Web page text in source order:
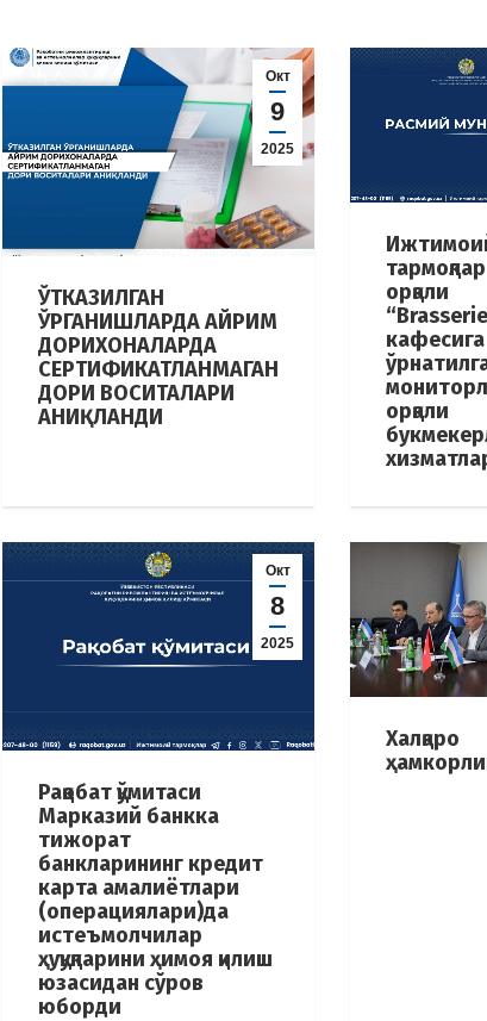
Окт
9
2025
ЎТКАЗИЛГАН
ЎРГАНИШЛАРДА АЙРИМ
ДОРИХОНАЛАРДА
СЕРТИФИКАТЛАНМАГАН
ДОРИ ВОСИТАЛАРИ
АНИҚЛАНДИ
тармоқлар
орқали
кафесига
орқали
Окт
8
2025
Рақобат қўмитаси
Марказий банкка
тижорат
банкларининг кредит
карта амалиётлари
(операциялари)да
истеъмолчилар
ҳуқуқларини ҳимоя қилиш
юзасидан сўров
юборди
Халқаро